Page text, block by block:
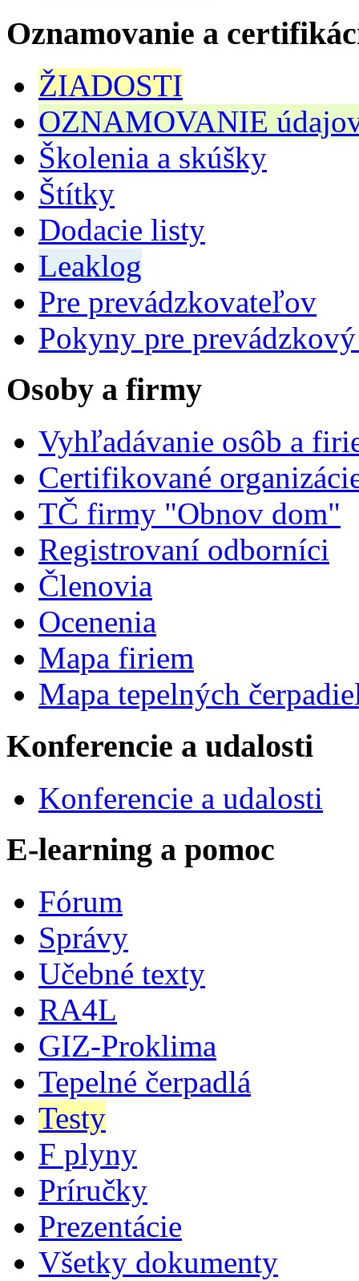
Oznamovanie a
ŽIADOSTI
OZNAMOVANIE
Školenia a skúšky
Štítky
Dodacie listy
Leaklog
Pre prevádzkovateľov
Pokyny pre
Osoby a firmy
Vyhľadávanie osôb a
Certifikované
TČ firmy "Obnov dom"
Registrovaní odborníci
Členovia
Ocenenia
Mapa firiem
Mapa tepelných
Konferencie a udalosti
Konferencie a udalosti
E-learning a pomoc
Fórum
Správy
Učebné texty
RA4L
GIZ-Proklima
Tepelné čerpadlá
Testy
F plyny
Príručky
Prezentácie
Všetky dokumenty